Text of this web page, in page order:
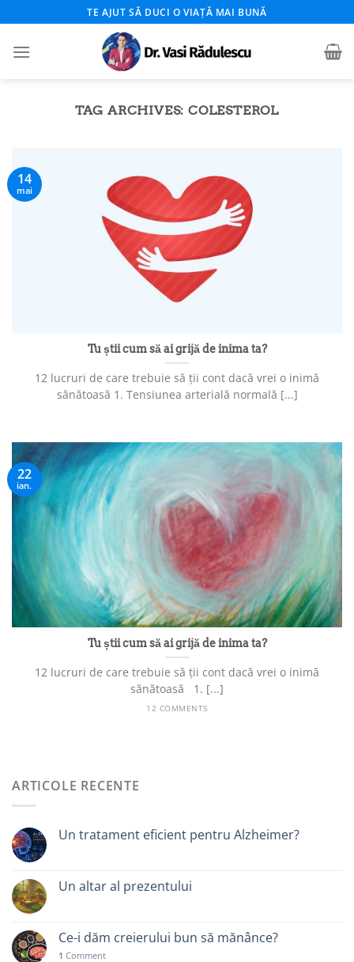
to
content
TE AJUT SĂ DUCI O VIAȚĂ MAI BUNĂ
TAG ARCHIVES:COLESTEROL
Tu știi cum să ai grijă de inima ta?
12 lucruri de care trebuie să ții cont dacă vrei o inimă
sănătoasă 1. Tensiunea arterială normală [...]
14
mai
Tu știi cum să ai grijă de inima ta?
12 lucruri de care trebuie să ții cont dacă vrei o inimă
sănătoasă 1. [...]
12 COMMENTS
22
ian.
ARTICOLE RECENTE
Un tratament eficient pentru Alzheimer?
Un altar al prezentului
Ce-i dăm creierului bun să mănânce?
1 Comment